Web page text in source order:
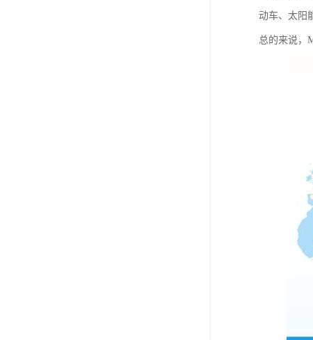
动车、太阳
总的来说，